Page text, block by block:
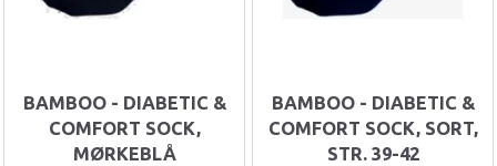
BAMBOO - DIABETIC &
COMFORT SOCK,
MØRKEBLÅ
BAMBOO - DIABETIC &
COMFORT SOCK, SORT,
STR. 39-42